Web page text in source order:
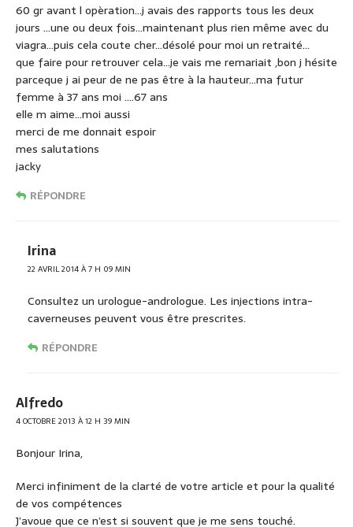
60 gr avant l opèration…j avais des rapports tous les deux
jours …une ou deux fois…maintenant plus rien même avec du
viagra…puis cela coute cher…désolé pour moi un retraité…
que faire pour retrouver cela…je vais me remariait ,bon j hésite
parceque j ai peur de ne pas être à la hauteur…ma futur
femme à 37 ans moi ….67 ans
elle m aime…moi aussi
merci de me donnait espoir
mes salutations
jacky
RÉPONDRE
Irina
22 AVRIL 2014 À 7 H 09 MIN
Consultez un urologue-andrologue. Les injections intra-
caverneuses peuvent vous être prescrites.
RÉPONDRE
Alfredo
4 OCTOBRE 2013 À 12 H 39 MIN
Bonjour Irina,
Merci infiniment de la clarté de votre article et pour la qualité
de vos compétences
J’avoue que ce n’est si souvent que je me sens touché.